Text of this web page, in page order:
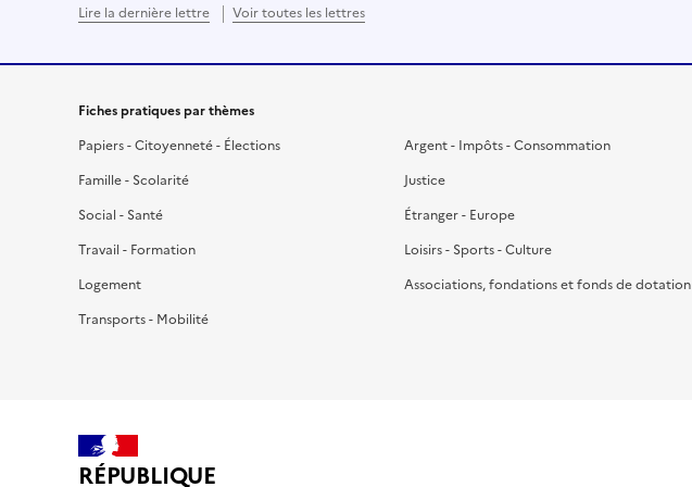
Lire la dernière lettre Voir toutes les lettres
Fiches pratiques par thèmes
Papiers - Citoyenneté - Élections
Famille - Scolarité
Social - Santé
Travail - Formation
Logement
Transports - Mobilité
Argent - Impôts - Consommation
Justice
Étranger - Europe
Loisirs - Sports - Culture
Associations, fondations et fonds de dotation
RÉPUBLIQUE